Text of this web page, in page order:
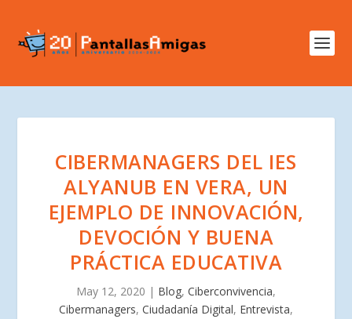
CIBERMANAGERS DEL IES
ALYANUB EN VERA, UN
EJEMPLO DE INNOVACIÓN,
DEVOCIÓN Y BUENA
PRÁCTICA EDUCATIVA
May 12, 2020 | Blog, Ciberconvivencia,
Cibermanagers, Ciudadanía Digital, Entrevista,